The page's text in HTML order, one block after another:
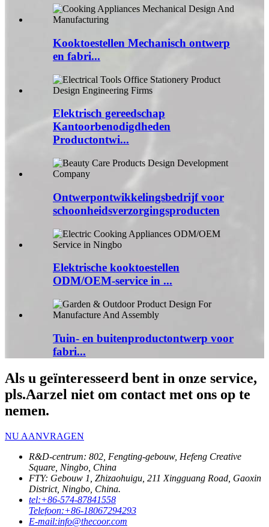
Kooktoestellen Mechanisch ontwerp
en fabri...
Elektrisch gereedschap
Kantoorbenodigdheden
Productontwi...
Ontwerpontwikkelingsbedrijf voor
schoonheidsverzorgingsproducten
Elektrische kooktoestellen
ODM/OEM-service in ...
Tuin- en buitenproductontwerp voor
fabri...
Als u geïnteresseerd bent in onze service,
pls.Aarzel niet om contact met ons op te
nemen.
NU AANVRAGEN
R&D-centrum: 802, Fengting-gebouw, Hefeng Creative
Square, Ningbo, China
FTY: Gebouw 1, Zhizaohuigu, 211 Xingguang Road, Gaoxin
District, Ningbo, China.
tel:+86-574-87841558
Telefoon:+86-18067294293
E-mail:info@thecoor.com